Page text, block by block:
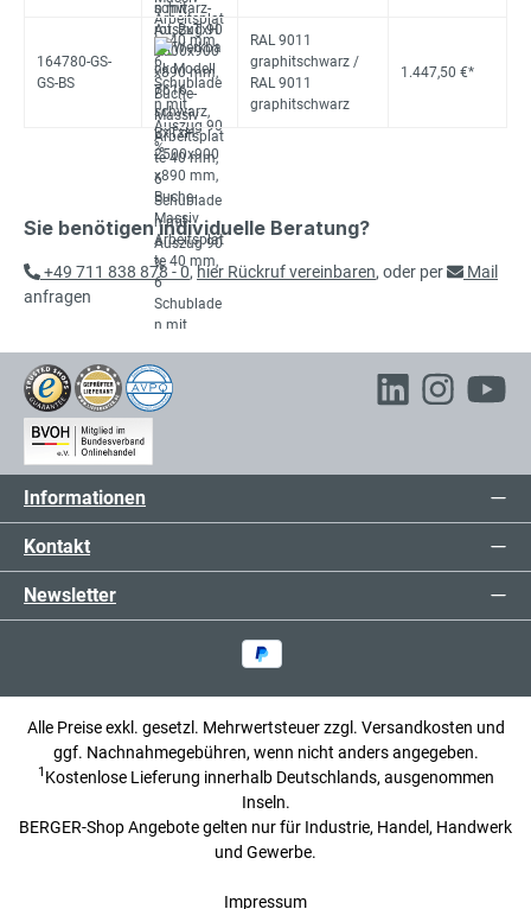
164780-GS-
GS-BS
RAL 9011
graphitschwarz /
RAL 9011
graphitschwarz
1.447,50 €*
Sie benötigen individuelle Beratung?
+49 711 838 878 - 0,hier Rückruf vereinbaren, oder per
Mail
anfragen
Informationen
Kontakt
Newsletter
Alle Preise exkl. gesetzl. Mehrwertsteuer zzgl. Versandkosten und
ggf. Nachnahmegebühren, wenn nicht anders angegeben.
1 Kostenlose Lieferung innerhalb Deutschlands, ausgenommen
Inseln.
BERGER-Shop Angebote gelten nur für Industrie, Handel, Handwerk
und Gewerbe.
Impressum